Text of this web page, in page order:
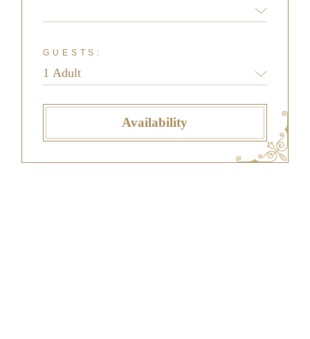
GUESTS:
Availability